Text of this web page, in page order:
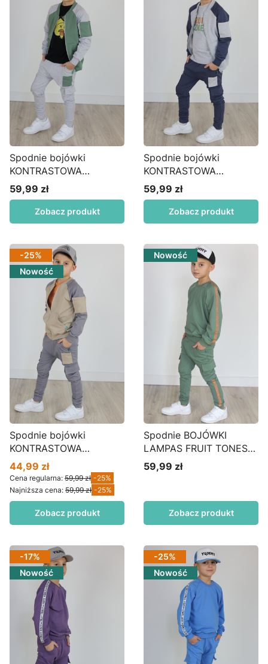
Spodnie bojówki
KONTRASTOWA
KIESZONKA szary S45
Cena
59,99 zł
Zobacz produkt
Spodnie bojówki
KONTRASTOWA
KIESZONKA borówka
S45
Cena
59,99 zł
Zobacz produkt
-25%
Nowość
Spodnie bojówki
KONTRASTOWA
KIESZONKA ołówek S45
Cena promocyjna
44,99 zł
Cena regularna: 59,99 zł -25%
Najniższa cena: 59,99 zł -25%
Zobacz produkt
Nowość
Spodnie BOJÓWKI
LAMPAS FRUIT TONES
matcha S43
Cena
59,99 zł
Zobacz produkt
-17%
Nowość
-25%
Nowość